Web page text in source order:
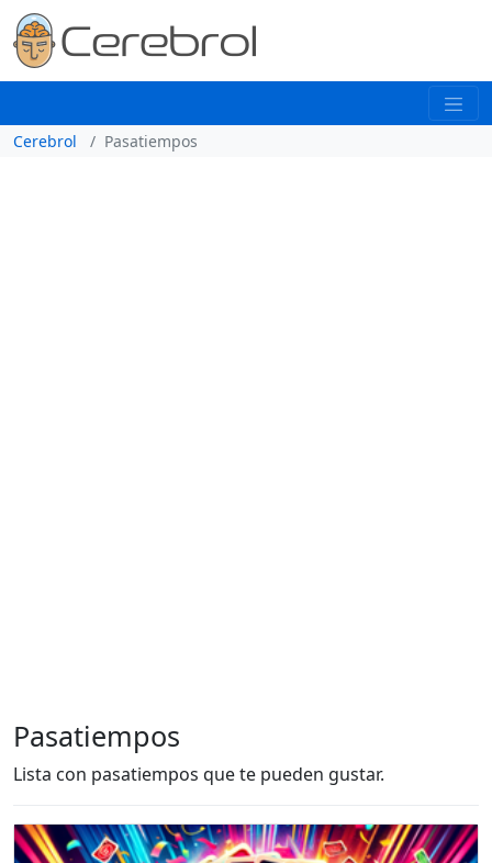
Cerebrol Pasatiempos
Pasatiempos
Lista con pasatiempos que te pueden gustar.